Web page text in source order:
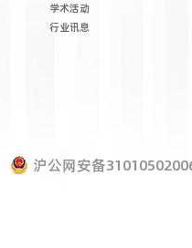
学术活动
行业讯息
沪公网安备